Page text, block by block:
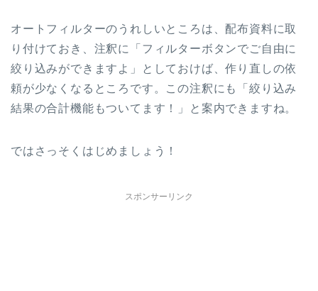
オートフィルターのうれしいところは、配布資料に取
り付けておき、注釈に「フィルターボタンでご自由に
絞り込みができますよ」としておけば、作り直しの依
頼が少なくなるところです。この注釈にも「絞り込み
結果の合計機能もついてます！」と案内できますね。
ではさっそくはじめましょう！
スポンサーリンク